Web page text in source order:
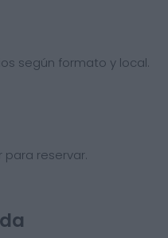
según formato y local.
reservar.